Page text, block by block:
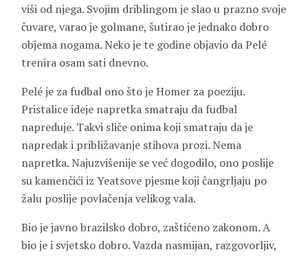
viši od njega. Svojim driblingom je slao u prazno svoje
čuvare, varao je golmane, šutirao je jednako dobro
objema nogama. Neko je te godine objavio da Pelé
trenira osam sati dnevno.
Pelé je za fudbal ono što je Homer za poeziju.
Pristalice ideje napretka smatraju da fudbal
napreduje. Takvi sliče onima koji smatraju da je
napredak i približavanje stihova prozi. Nema
napretka. Najuzvišenije se već dogodilo, ono poslije
su kamenčići iz Yeatsove pjesme koji čangrljaju po
žalu poslije povlačenja velikog vala.
Bio je javno brazilsko dobro, zaštićeno zakonom. A
bio je i svjetsko dobro. Vazda nasmijan, razgovorljiv,